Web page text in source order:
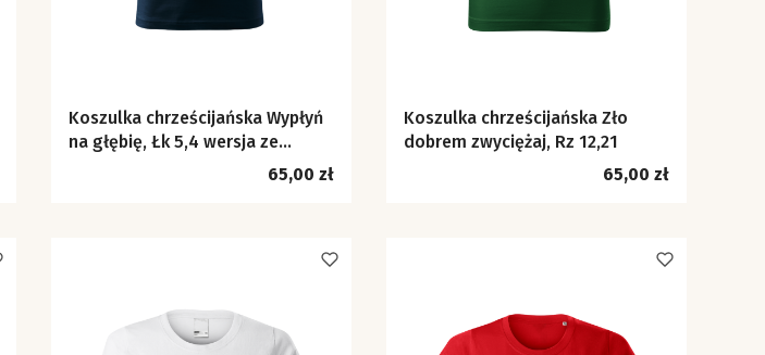
Koszulka chrześcijańska Wypłyń
na głębię, Łk 5,4 wersja ze
Cena
65,00 zł
Koszulka chrześcijańska Zło
dobrem zwyciężaj, Rz 12,21
Cena
65,00 zł